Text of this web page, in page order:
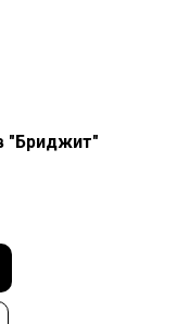
"Бриджит"